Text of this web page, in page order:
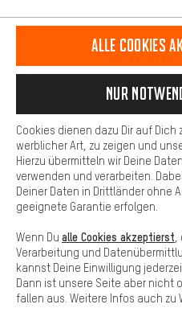
Lass
Terminbuchung
Kontaktformular
Unsere Datenschutzerklärung
Sprache"
Deutsch
DE english
EN
VERTRAG WIDERRUFEN
Impressum Datenschutz
Hinweisgebersystem
Dein Shopping-Erlebnis
stellen wir Verknüpfungen
können wir dir weitere
Verfügung stellen. Zudem
Services zu nutzen, die es
finden. Beispielsweise
Fragen schnell und
Basis
Basis-Cookies
grundsätzlich nutzen kannst.
Alle Cookies
Nur
Cookies dienen dazu Dir auf
werblicher Art, zu zeigen und
Hierzu übermitteln wir Deine
verwenden und verarbeiten.
Deiner Daten in Drittländer ohne
geeignete Garantie erfolgen.
Wenn Du alle Cookies akzeptierst
Verarbeitung und
kannst Deine Einwilligung
Dann ist unsere Seite aber nicht
fallen aus. Weitere Infos auch zu